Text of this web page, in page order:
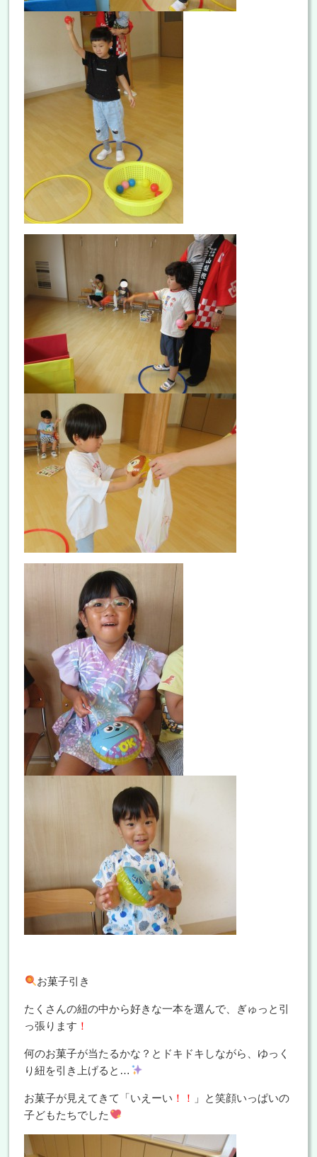
お菓子引き
たくさんの紐の中から好きな一本を選んで、ぎゅっと引
っ張ります ！
何のお菓子が当たるかな？とドキドキしながら、ゆっく
り紐を引き上げると…
お菓子が見えてきて「いえーい ！！
」と笑顔いっぱいの
子どもたちでした